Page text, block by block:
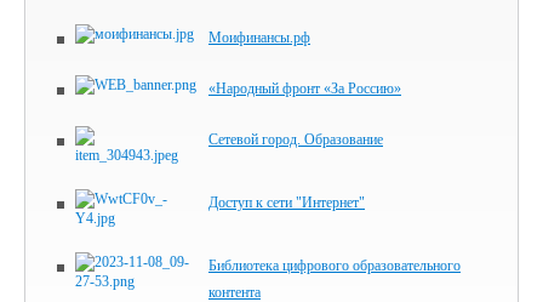
Моифинансы.рф
«Народный фронт «За Россию»
Сетевой город. Образование
Доступ к сети "Интернет"
Библиотека цифрового образова­тельного
контента